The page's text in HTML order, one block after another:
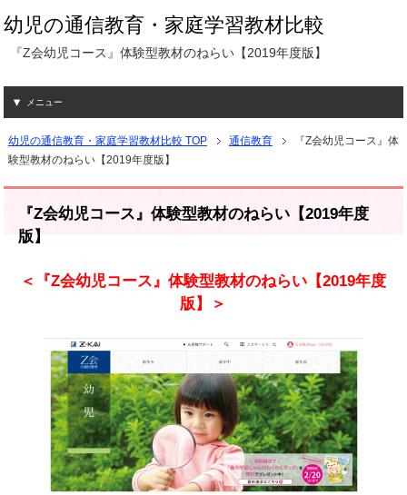
幼児の通信教育・家庭学習教材比較
『Z会幼児コース』体験型教材のねらい【2019年度版】
メニュー
幼児の通信教育・家庭学習教材比較 TOP 通信教育
『Z会幼児コース』体
験型教材のねらい【2019年度版】
『Z会幼児コース』体験型教材のねらい【2019年度
版】
＜『Z会幼児コース』体験型教材のねらい【2019年度
版】＞